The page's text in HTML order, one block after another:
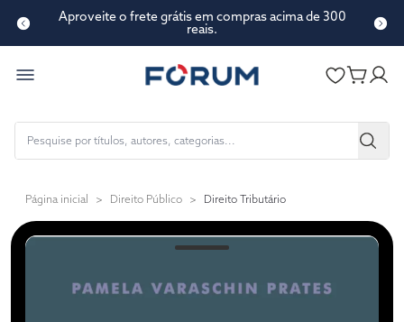
Conte-nos o que achou de nosso novo site!
Aproveite o frete grátis em compras acima de 300
reais.
Página inicial > Direito Público > Direito Tributário